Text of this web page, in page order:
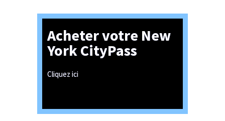
Acheter votre New
York CityPass
Cliquez ici